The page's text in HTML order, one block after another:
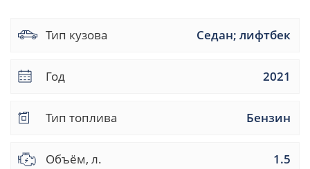
Тип кузова Седан; лифтбек
Год 2021
Тип топлива Бензин
Объём, л. 1.5